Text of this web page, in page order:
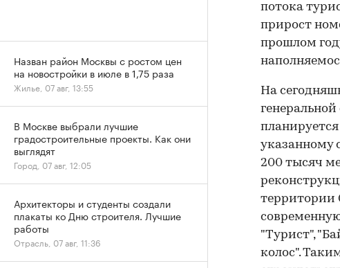
потока
прирост
прошлом
На
указанному
200 тысяч
территории
"Турист",
колос".
Назван район Москвы с ростом цен
на новостройки в июле в 1,75 раза
Жилье, 07 авг, 13:55
В Москве выбрали лучшие
градостроительные проекты. Как они
выглядят
Город, 07 авг, 12:05
Архитекторы и студенты создали
плакаты ко Дню строителя. Лучшие
работы
Отрасль, 07 авг, 11:36